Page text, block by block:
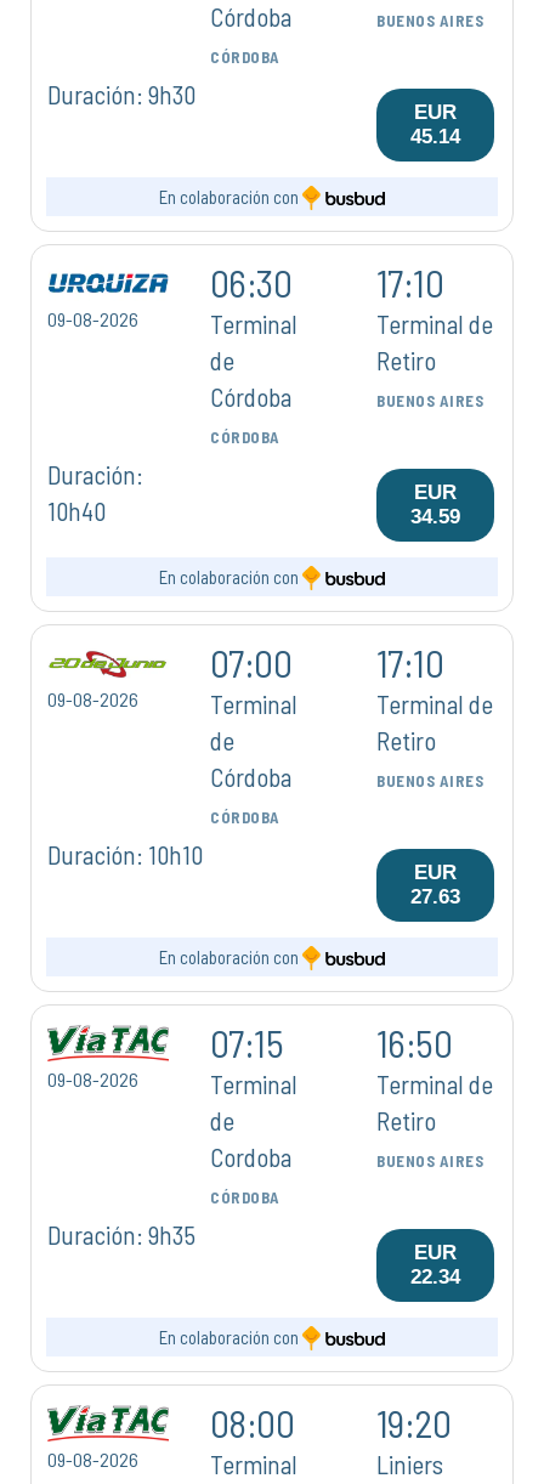
Córdoba
CÓRDOBA
BUENOS AIRES
Duración: 9h30
EUR
45.14
En colaboración con
09-08-2026
06:30
Terminal
de
Córdoba
CÓRDOBA
17:10
Terminal de
Retiro
BUENOS AIRES
Duración:
10h40
EUR
34.59
En colaboración con
09-08-2026
07:00
Terminal
de
Córdoba
CÓRDOBA
17:10
Terminal de
Retiro
BUENOS AIRES
Duración: 10h10
EUR
27.63
En colaboración con
09-08-2026
07:15
Terminal
de
Cordoba
CÓRDOBA
16:50
Terminal de
Retiro
BUENOS AIRES
Duración: 9h35
EUR
22.34
En colaboración con
09-08-2026
08:00
Terminal
19:20
Liniers